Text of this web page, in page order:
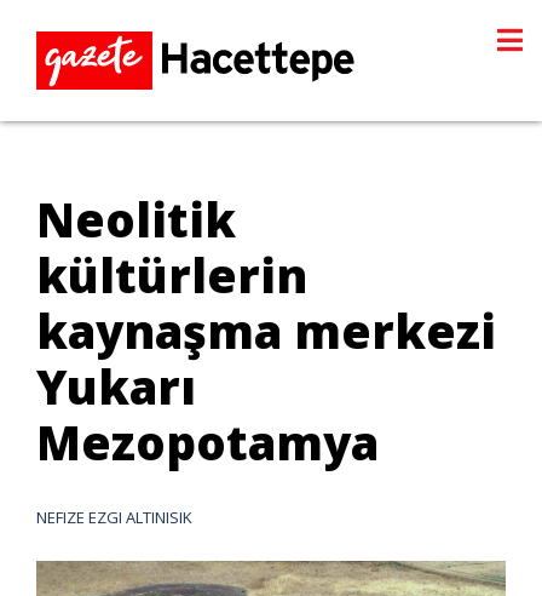
Neolitik
kültürlerin
kaynaşma merkezi
Yukarı
Mezopotamya
NEFIZE EZGI ALTINISIK